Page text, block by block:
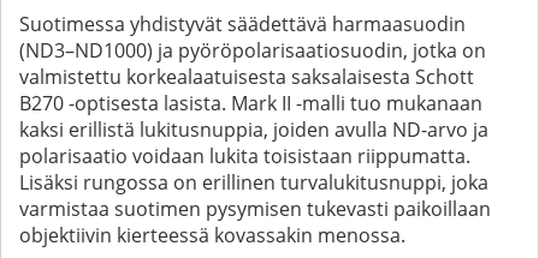
Suotimessa yhdistyvät säädettävä harmaasuodin
(ND3–ND1000) ja pyöröpolarisaatiosuodin, jotka on
valmistettu korkealaatuisesta saksalaisesta Schott
B270 -optisesta lasista. Mark II -malli tuo mukanaan
kaksi erillistä lukitusnuppia, joiden avulla ND-arvo ja
polarisaatio voidaan lukita toisistaan riippumatta.
Lisäksi rungossa on erillinen turvalukitusnuppi, joka
varmistaa suotimen pysymisen tukevasti paikoillaan
objektiivin kierteessä kovassakin menossa.